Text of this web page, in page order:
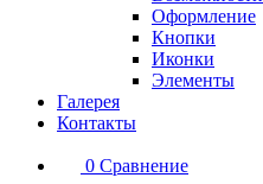
Оформление
Кнопки
Иконки
Элементы
Галерея
Контакты
0 Сравнение